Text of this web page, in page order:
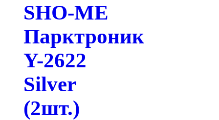
SHO-ME
Парктроник
Y-2622
Silver
(2шт.)